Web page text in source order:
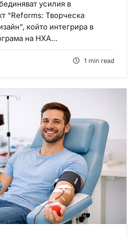
усилия в
“Reforms: Творческа
който интегрира в
на НХА…
1 min read